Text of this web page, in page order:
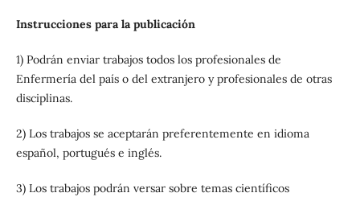
Instrucciones para la publicación
1) Podrán enviar trabajos todos los profesionales de
Enfermería del país o del extranjero y profesionales de otras
disciplinas.
2) Los trabajos se aceptarán preferentemente en idioma
español, portugués e inglés.
3) Los trabajos podrán versar sobre temas científicos